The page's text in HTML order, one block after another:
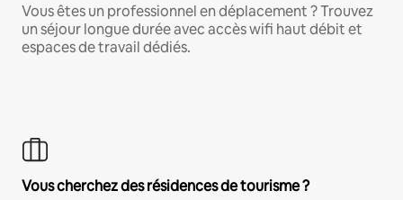
Vous êtes un professionnel en déplacement ? Trouvez
un séjour longue durée avec accès wifi haut débit et
espaces de travail dédiés.
Vous cherchez des résidences de tourisme ?